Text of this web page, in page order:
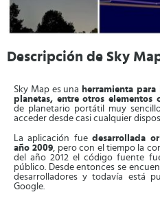
Descripción de Sky
Sky Map es una herramienta
planetas, entre otros elementos
de planetario portátil muy
acceder desde casi cualquier
La aplicación fue desarrollada
año 2009, pero con el tiempo la
del año 2012 el código fuente
público. Desde entonces se
desarrolladores y todavía está
Google.